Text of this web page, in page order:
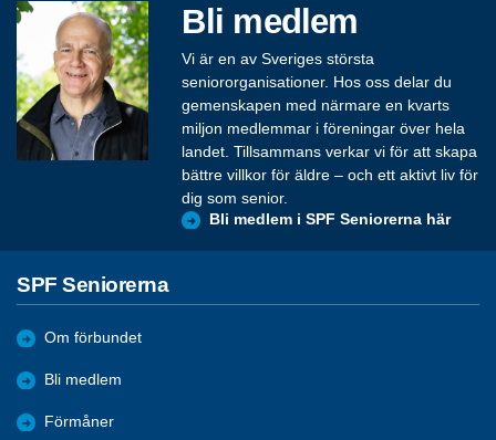
Bli medlem
Vi är en av Sveriges största
seniororganisationer. Hos oss delar du
gemenskapen med närmare en kvarts
miljon medlemmar i föreningar över hela
landet. Tillsammans verkar vi för att skapa
bättre villkor för äldre – och ett aktivt liv för
dig som senior.
Bli medlem i SPF Seniorerna här
SPF Seniorerna
Om förbundet
Bli medlem
Förmåner